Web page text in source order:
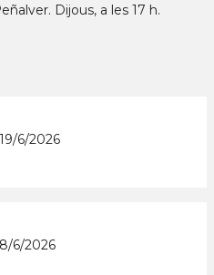
Dijous, a les 17 h.
6/2026
6/2026